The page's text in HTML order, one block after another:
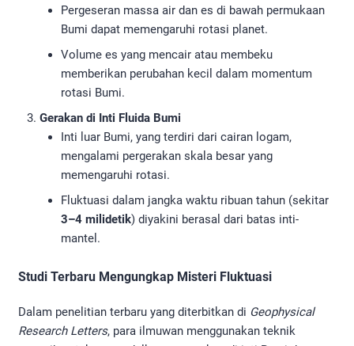
Pergeseran massa air dan es di bawah permukaan
Bumi dapat memengaruhi rotasi planet.
Volume es yang mencair atau membeku
memberikan perubahan kecil dalam momentum
rotasi Bumi.
Gerakan di Inti Fluida Bumi
Inti luar Bumi, yang terdiri dari cairan logam,
mengalami pergerakan skala besar yang
memengaruhi rotasi.
Fluktuasi dalam jangka waktu ribuan tahun (sekitar
3–4 milidetik) diyakini berasal dari batas inti-
mantel.
Studi Terbaru Mengungkap Misteri Fluktuasi
Dalam penelitian terbaru yang diterbitkan di Geophysical
Research Letters, para ilmuwan menggunakan teknik